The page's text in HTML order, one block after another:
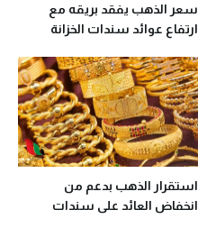
سعر الذهب يفقد بريقه مع
ارتفاع عوائد سندات الخزانة
استقرار الذهب بدعم من
انخفاض العائد على سندات